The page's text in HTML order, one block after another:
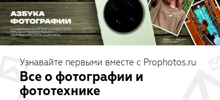
Узнавайте первыми вместе с Prophotos.ru
Все о фотографии и
фототехнике